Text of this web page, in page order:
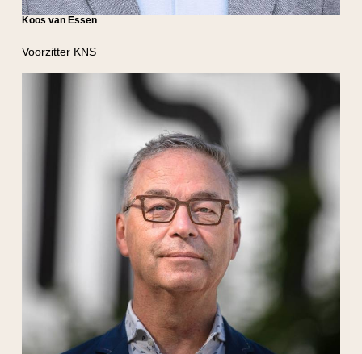
Voorzitter KNS
Koos van Essen